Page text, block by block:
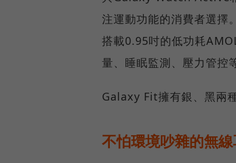
注運動功能的消費者選擇
搭載0.95吋的低功耗
量、睡眠監測、壓力管控
Galaxy Fit擁有銀、黑兩
不怕環境吵雜的無